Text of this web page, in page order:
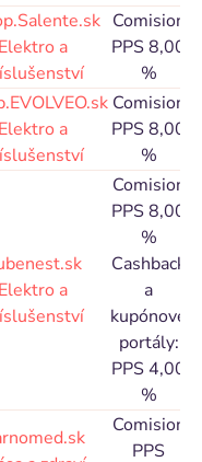
Elektro a
Comision
PPS 8,00
%
Elektro a
Comision
PPS 8,00
%
Elektro a
Comision
PPS 8,00
%
Cashback
a
kupónové
portály:
PPS 4,00
%
Comision
PPS